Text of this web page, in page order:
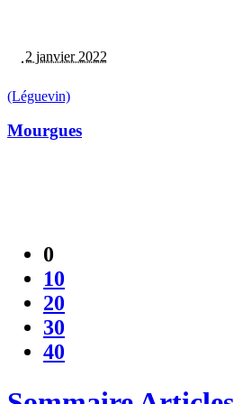
2 janvier 2022
(Léguevin)
Mourgues
0
10
20
30
40